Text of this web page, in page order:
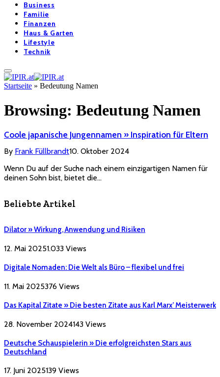
Business
Familie
Finanzen
Haus & Garten
Lifestyle
Technik
Startseite » Bedeutung Namen
Browsing: Bedeutung Namen
Coole japanische Jungennamen » Inspiration für Eltern
By Frank Füllbrandt10. Oktober 2024
Wenn Du auf der Suche nach einem einzigartigen Namen für
deinen Sohn bist, bietet die…
Beliebte Artikel
Dilator » Wirkung, Anwendung und Risiken
12. Mai 20251.033 Views
Digitale Nomaden: Die Welt als Büro – flexibel und frei
11. Mai 2025376 Views
Das Kapital Zitate » Die besten Zitate aus Karl Marx’ Meisterwerk
28. November 2024143 Views
Deutsche Schauspielerin » Die erfolgreichsten Stars aus
Deutschland
17. Juni 2025139 Views